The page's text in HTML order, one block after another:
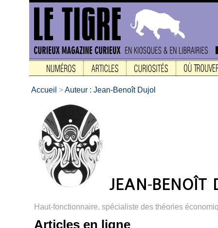
Accueil >Auteur : Jean-Benoît Dujol
Haut-fonctionnaire, spécialiste des théories
Articles en ligne